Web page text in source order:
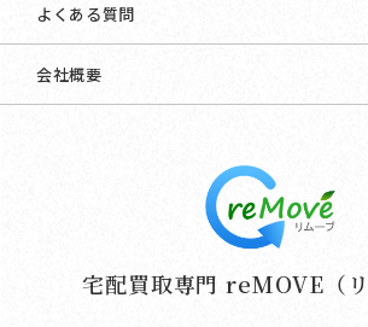
よくある質問
会社概要
宅配買取専門 reMOVE（リ